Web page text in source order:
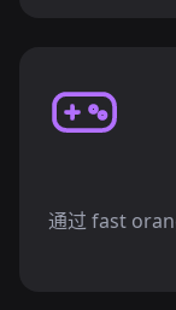
通过 fast